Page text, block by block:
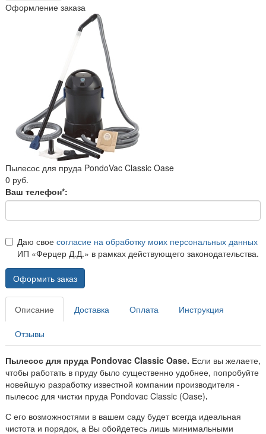
Оформление заказа
Пылесос для пруда PondoVac Classic Oase
0 руб.
Ваш телефон*:
Даю свое согласие на обработку моих персональных данных
ИП «Ферцер Д.Д.» в рамках действующего законодательства.
Оформить заказ
Описание Доставка Оплата Инструкция
Отзывы
Пылесос для пруда Pondovac Classic Oase. Если вы желаете,
чтобы работать в пруду было существенно удобнее, попробуйте
новейшую разработку известной компании производителя -
пылесос для чистки пруда Pondovac Classic (Oase).
С его возможностями в вашем саду будет всегда идеальная
чистота и порядок, а Вы обойдетесь лишь минимальными